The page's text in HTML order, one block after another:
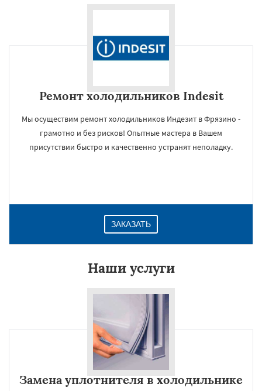
Ремонт холодильников Indesit
Мы осуществим ремонт холодильников Индезит в Фрязино -
грамотно и без рисков! Опытные мастера в Вашем
присутствии быстро и качественно устранят неполадку.
ЗАКАЗАТЬ
Наши услуги
Замена уплотнителя в холодильнике